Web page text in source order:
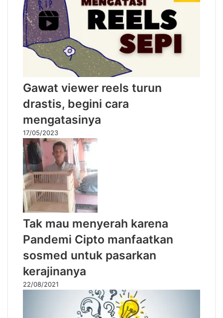
Gawat viewer reels turun
drastis, begini cara
mengatasinya
17/05/2023
Tak mau menyerah karena
Pandemi Cipto manfaatkan
sosmed untuk pasarkan
kerajinanya
22/08/2021